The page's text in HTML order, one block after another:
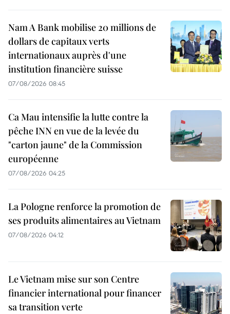
Nam A Bank mobilise 20 millions de
dollars de capitaux verts
internationaux auprès d'une
institution financière suisse
07/08/2026 08:45
Ca Mau intensifie la lutte contre la
pêche INN en vue de la levée du
"carton jaune" de la Commission
européenne
07/08/2026 04:25
La Pologne renforce la promotion de
ses produits alimentaires au Vietnam
07/08/2026 04:12
Le Vietnam mise sur son Centre
financier international pour financer
sa transition verte